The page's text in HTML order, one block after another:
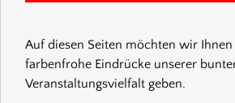
Auf diesen Seiten möchten wir
farbenfrohe Eindrücke unserer
Veranstaltungsvielfalt geben.